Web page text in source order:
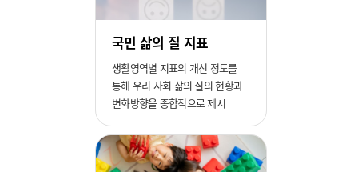
국민 삶의 질 지표
생활영역별 지표의 개선 정도를
통해 우리 사회 삶의 질의 현황과
변화방향을 종합적으로 제시